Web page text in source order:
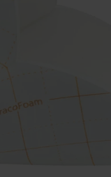
der vdek-Kassen